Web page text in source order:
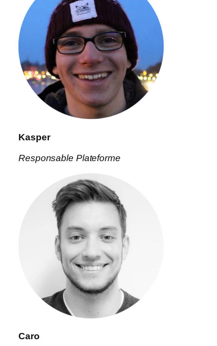
Kasper
Responsable Plateforme
Caro